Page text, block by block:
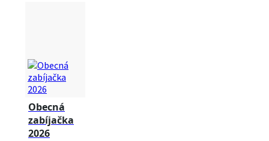
Obecná
zabíjačka
2026